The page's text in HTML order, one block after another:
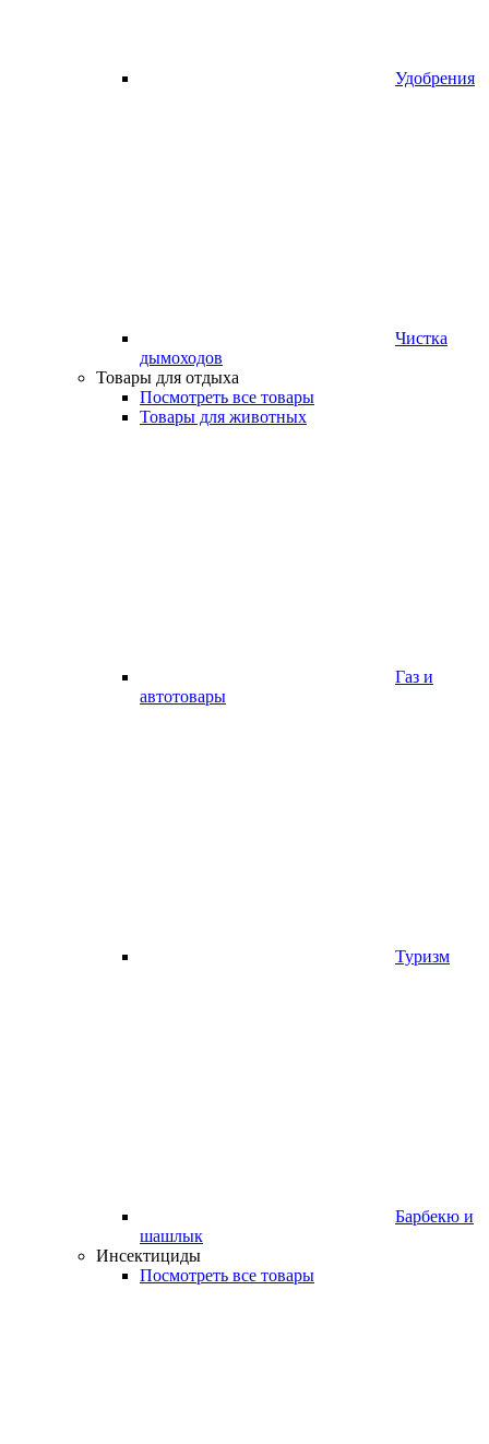
Удобрения
Чистка
дымоходов
Товары для отдыха
Посмотреть все товары
Товары для животных
Газ и
автотовары
Туризм
Барбекю и
шашлык
Инсектициды
Посмотреть все товары